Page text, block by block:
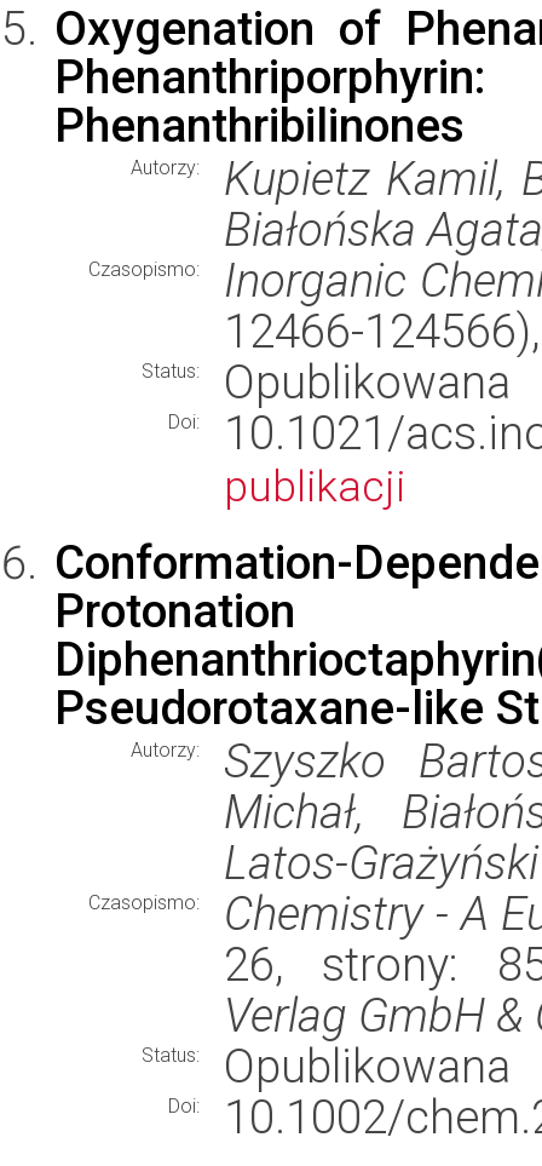
Oxygenation of
Phenanthribilinones
Autorzy:
Kupietz Kamil,
Białońska
Czasopismo:
Inorganic
12466-
Status: Opublikowana
Doi: 10.1021/
publikacji
Conformation-
Pseudorotaxane-like
Autorzy:
Szyszko
Michał,
Latos-
Czasopismo:
Chemistry - A
26, strony:
Verlag GmbH &
Status: Opublikowana
Doi:
10.1002/